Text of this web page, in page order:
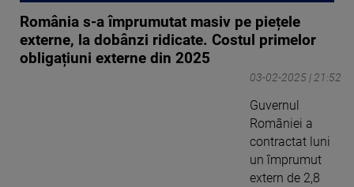
România s-a împrumutat masiv pe piețele
externe, la dobânzi ridicate. Costul primelor
obligațiuni externe din 2025
03-02-2025 | 21:52
Guvernul
României a
contractat luni
un împrumut
extern de 2,8